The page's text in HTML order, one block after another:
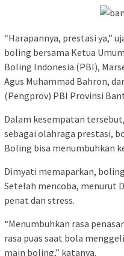
“Harapannya, prestasi ya,”
boling bersama Ketua
Boling Indonesia (PBI),
Agus Muhammad Bahron,
(Pengprov) PBI Provinsi
Dalam kesempatan
sebagai olahraga prestasi,
Boling bisa menumbuhkan
Dimyati memaparkan,
Setelah mencoba, menurut
penat dan stress.
“Menumbuhkan rasa
rasa puas saat bola
main boling,” katanya.